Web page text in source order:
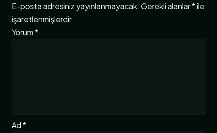
E-posta adresiniz yayınlanmayacak. Gerekli alanlar*ile
işaretlenmişlerdir
Yorum*
Ad*